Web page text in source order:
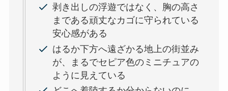
剥き出しの浮遊ではなく、胸の高さ
まである頑丈なカゴに守られている
安心感がある
はるか下方へ遠ざかる地上の街並み
が、まるでセピア色のミニチュアの
ように見えている